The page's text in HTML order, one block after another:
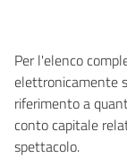
Per l'elenco
elettronicamente
riferimento a
conto capitale
spettacolo.